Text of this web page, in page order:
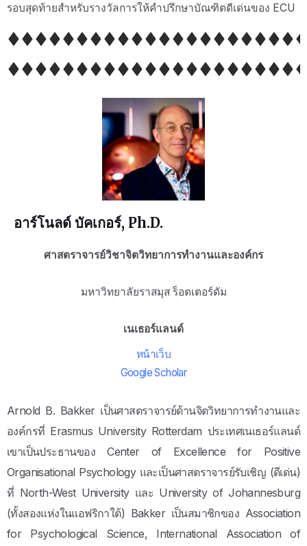
รอบสุดท้ายสำหรับรางวัลการให้คำปรึกษาบัณฑิตดีเด่นของ ECU
อาร์โนลด์ บัคเกอร์, Ph.D.
ศาสตราจารย์วิชาจิตวิทยาการทำงานและองค์กร
มหาวิทยาลัยราสมุส ร็อตเตอร์ดัม
เนเธอร์แลนด์
หน้าเว็บ
Google Scholar
Arnold B. Bakker เป็นศาสตราจารย์ด้านจิตวิทยาการทำงานและ
องค์กรที่ Erasmus University Rotterdam ประเทศเนเธอร์แลนด์
เขาเป็นประธานของ Center of Excellence for Positive
Organisational Psychology และเป็นศาสตราจารย์รับเชิญ (ดีเด่น)
ที่ North-West University และ University of Johannesburg
(ทั้งสองแห่งในแอฟริกาใต้) Bakker เป็นสมาชิกของ Association
for Psychological Science, International Association of